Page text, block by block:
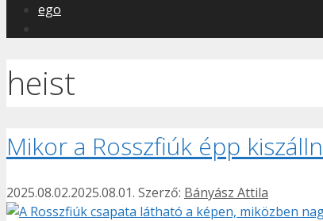
ego
heist
Mikor a Rosszfiúk épp
2025.08.02.2025.08.01. Szerző: Bányász Attila